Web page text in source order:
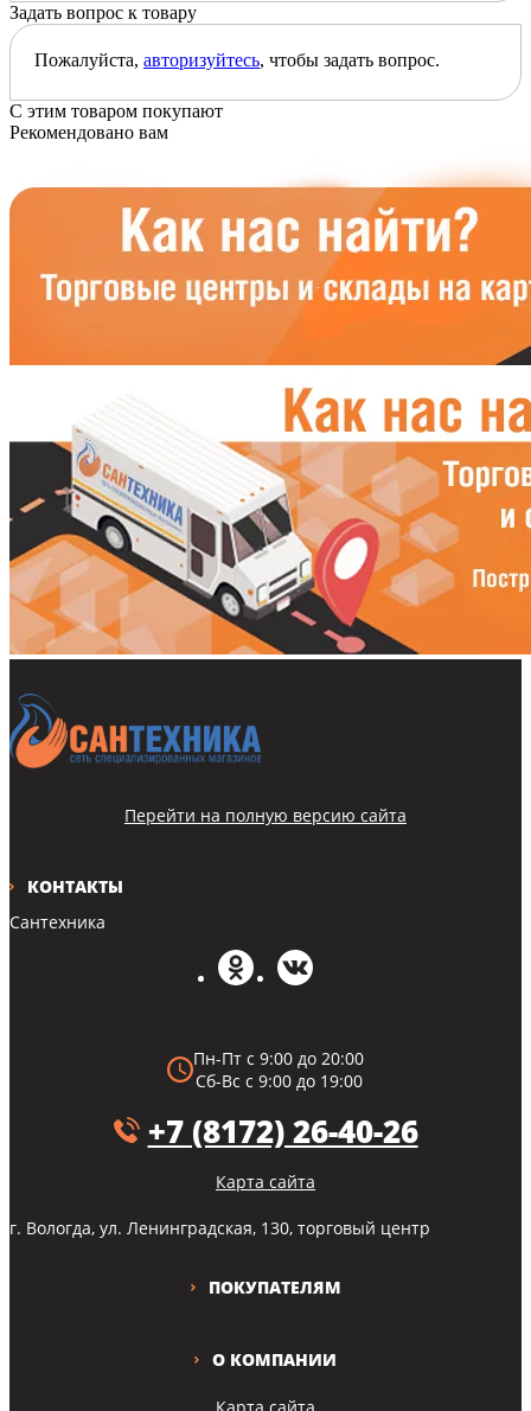
Задать вопрос к товару
Пожалуйста, авторизуйтесь, чтобы задать вопрос.
С этим товаром покупают
Рекомендовано вам
Карта сайта
О КОМПАНИИ
ПОКУПАТЕЛЯМ
КОНТАКТЫ
Сантехника
Пн-Пт с 9:00 до 20:00
Сб-Вс с 9:00 до 19:00
+7 (8172) 26-40-26
Карта сайта
г. Вологда, ул. Ленинградская, 130, торговый центр
Перейти на полную версию сайта